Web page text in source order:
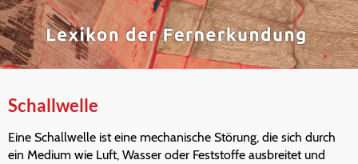
Schallwelle
Eine Schallwelle ist eine mechanische Störung, die sich durch
ein Medium wie Luft, Wasser oder Feststoffe ausbreitet und